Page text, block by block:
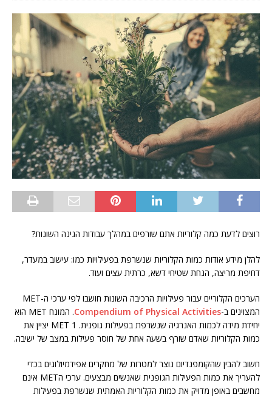
רוצים לדעת כמה קלוריות אתם שורפים במהלך עבודות הגינה השונות?
להלן מידע אודות כמות הקלוריות שנשרפת בפעילויות כמו: עישוב במעדר,
דחיפת מריצה, הנחת שטיחי דשא, כרתית עצים ועוד.
הערכים הקלוריים עבור פעילויות הרכיבה השונות חושבו לפי ערכי ה-MET
המצוינים ב-Compendium of Physical Activities
. המונח MET הוא
יחידת מידה לכמות האנרגיה שנשרפת בפעילות גופנית. MET 1 יציין את
כמות הקלוריות שאדם שורף בשעה אחת של חוסר פעילות במצב של ישיבה.
חשוב להבין שהקומפנדיום נוצר למטרות של מחקרים אפידמיולוגים בכדי
להעריך את כמות הפעילות הגופנית שאנשים מבצעים. ערכי הMET אינם
מחשבים באופן מדויק את כמות הקלוריות האמתית שנשרפת בפעילות